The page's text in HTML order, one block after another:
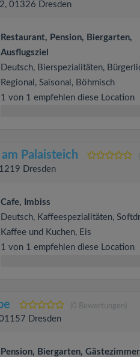
01326 Dresden
Restaurant, Pension, Biergarten,
Ausflugsziel
Deutsch, Bierspezialitäten,
Regional, Saisonal, Böhmisch
1 von 1 empfehlen diese Location
Palaisteich
Dresden
Cafe, Imbiss
Deutsch, Kaffeespezialitäten,
Kaffee und Kuchen, Eis
1 von 1 empfehlen diese Location
(0 Bewertungen)
Dresden
Pension, Biergarten,